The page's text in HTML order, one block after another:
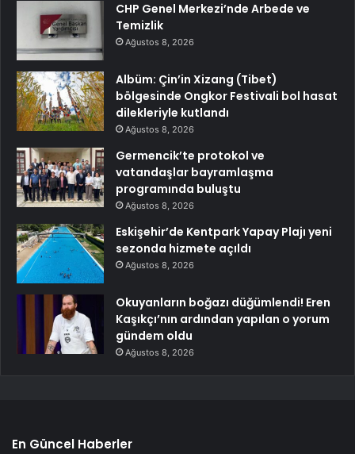
CHP Genel Merkezi’nde Arbede ve
Temizlik
Ağustos 8, 2026
Albüm: Çin’in Xizang (Tibet)
bölgesinde Ongkor Festivali bol hasat
dilekleriyle kutlandı
Ağustos 8, 2026
Germencik’te protokol ve
vatandaşlar bayramlaşma
programında buluştu
Ağustos 8, 2026
Eskişehir’de Kentpark Yapay Plajı yeni
sezonda hizmete açıldı
Ağustos 8, 2026
Okuyanların boğazı düğümlendi! Eren
Kaşıkçı’nın ardından yapılan o yorum
gündem oldu
Ağustos 8, 2026
En Güncel Haberler